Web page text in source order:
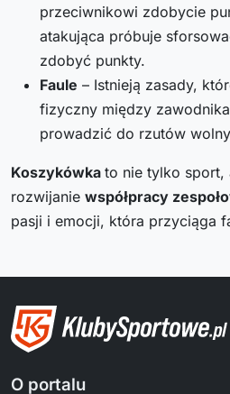
przeciwnikowi zdobycie
atakująca próbuje
zdobyć punkty.
Faule – Istnieją zasady,
fizyczny między
prowadzić do rzutów
Koszykówka to nie tylko sport,
rozwijanie współpracy
pasji i emocji, która przyciąga
O portalu